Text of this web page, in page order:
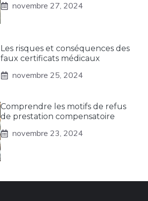
novembre 27, 2024
Les risques et conséquences des
faux certificats médicaux
novembre 25, 2024
Comprendre les motifs de refus
de prestation compensatoire
novembre 23, 2024